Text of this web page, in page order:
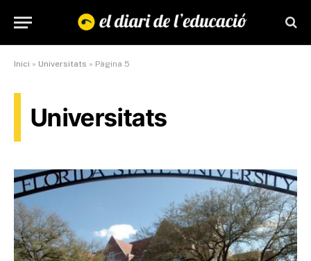
Inici » Universitats » Pàgina 5
Universitats